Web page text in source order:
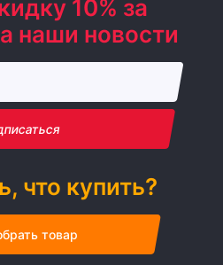
10% за
наши новости
что купить?
товар